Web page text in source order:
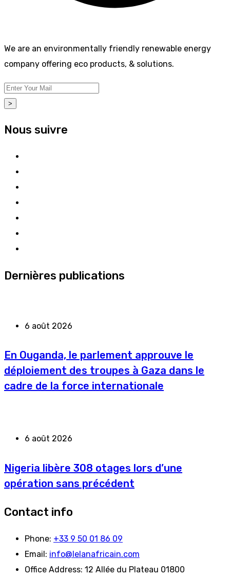
We are an environmentally friendly renewable energy
company offering eco products, & solutions.
>
Nous suivre
Dernières publications
6 août 2026
En Ouganda, le parlement approuve le
déploiement des troupes à Gaza dans le
cadre de la force internationale
6 août 2026
Nigeria libère 308 otages lors d’une
opération sans précédent
Contact info
Phone: +33 9 50 01 86 09
Email: info@lelanafricain.com
Office Address: 12 Allée du Plateau 01800